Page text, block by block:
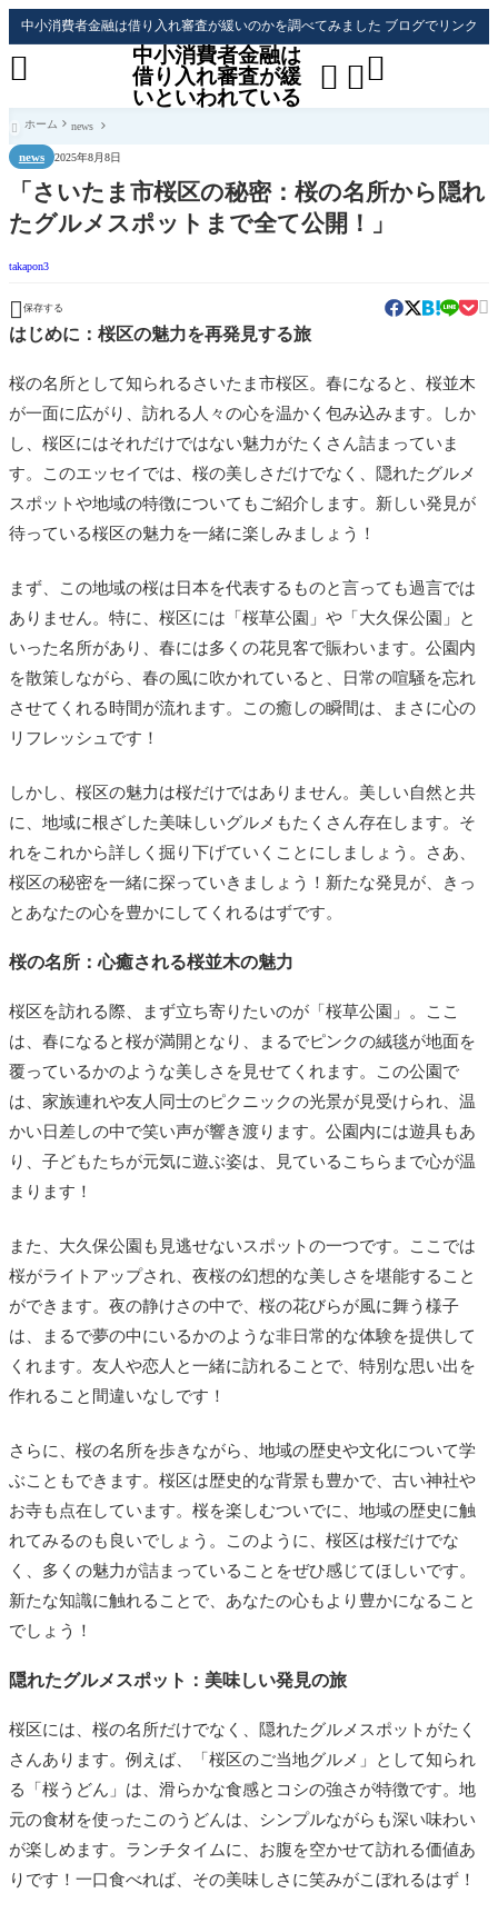
中小消費者金融は借り入れ審査が緩いのかを調べてみました ブログでリンク
中小消費者金融は
借り入れ審査が緩
いといわれている
 

 ホーム news
news 2025年8月8日
「さいたま市桜区の秘密：桜の名所から隠れ
たグルメスポットまで全て公開！」
takapon3
 保存する 
はじめに：桜区の魅力を再発見する旅
桜の名所として知られるさいたま市桜区。春になると、桜並木
が一面に広がり、訪れる人々の心を温かく包み込みます。しか
し、桜区にはそれだけではない魅力がたくさん詰まっていま
す。このエッセイでは、桜の美しさだけでなく、隠れたグルメ
スポットや地域の特徴についてもご紹介します。新しい発見が
待っている桜区の魅力を一緒に楽しみましょう！
まず、この地域の桜は日本を代表するものと言っても過言では
ありません。特に、桜区には「桜草公園」や「大久保公園」と
いった名所があり、春には多くの花見客で賑わいます。公園内
を散策しながら、春の風に吹かれていると、日常の喧騒を忘れ
させてくれる時間が流れます。この癒しの瞬間は、まさに心の
リフレッシュです！
しかし、桜区の魅力は桜だけではありません。美しい自然と共
に、地域に根ざした美味しいグルメもたくさん存在します。そ
れをこれから詳しく掘り下げていくことにしましょう。さあ、
桜区の秘密を一緒に探っていきましょう！新たな発見が、きっ
とあなたの心を豊かにしてくれるはずです。
桜の名所：心癒される桜並木の魅力
桜区を訪れる際、まず立ち寄りたいのが「桜草公園」。ここ
は、春になると桜が満開となり、まるでピンクの絨毯が地面を
覆っているかのような美しさを見せてくれます。この公園で
は、家族連れや友人同士のピクニックの光景が見受けられ、温
かい日差しの中で笑い声が響き渡ります。公園内には遊具もあ
り、子どもたちが元気に遊ぶ姿は、見ているこちらまで心が温
まります！
また、大久保公園も見逃せないスポットの一つです。ここでは
桜がライトアップされ、夜桜の幻想的な美しさを堪能すること
ができます。夜の静けさの中で、桜の花びらが風に舞う様子
は、まるで夢の中にいるかのような非日常的な体験を提供して
くれます。友人や恋人と一緒に訪れることで、特別な思い出を
作れること間違いなしです！
さらに、桜の名所を歩きながら、地域の歴史や文化について学
ぶこともできます。桜区は歴史的な背景も豊かで、古い神社や
お寺も点在しています。桜を楽しむついでに、地域の歴史に触
れてみるのも良いでしょう。このように、桜区は桜だけでな
く、多くの魅力が詰まっていることをぜひ感じてほしいです。
新たな知識に触れることで、あなたの心もより豊かになること
でしょう！
隠れたグルメスポット：美味しい発見の旅
桜区には、桜の名所だけでなく、隠れたグルメスポットがたく
さんあります。例えば、「桜区のご当地グルメ」として知られ
る「桜うどん」は、滑らかな食感とコシの強さが特徴です。地
元の食材を使ったこのうどんは、シンプルながらも深い味わい
が楽しめます。ランチタイムに、お腹を空かせて訪れる価値あ
りです！一口食べれば、その美味しさに笑みがこぼれるはず！